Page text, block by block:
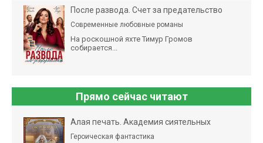
После развода. Счет за предательство
Современные любовные романы
На роскошной яхте Тимур Громов
собирается...
Прямо сейчас читают
Алая печать. Академия сиятельных
Героическая фантастика